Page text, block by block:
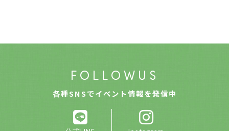
F O L L O W U S
各種SNSでイベント情報を発信中